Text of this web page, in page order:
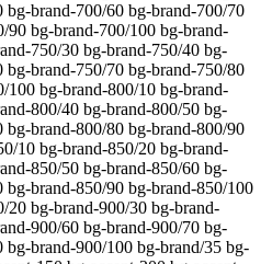
brand-700/60 bg-brand-700/70
90 bg-brand-700/100 bg-brand-
750/30 bg-brand-750/40 bg-
brand-750/70 bg-brand-750/80
100 bg-brand-800/10 bg-brand-
800/40 bg-brand-800/50 bg-
brand-800/80 bg-brand-800/90
10 bg-brand-850/20 bg-brand-
850/50 bg-brand-850/60 bg-
brand-850/90 bg-brand-850/100
20 bg-brand-900/30 bg-brand-
900/60 bg-brand-900/70 bg-
brand-900/100 bg-brand/35 bg-